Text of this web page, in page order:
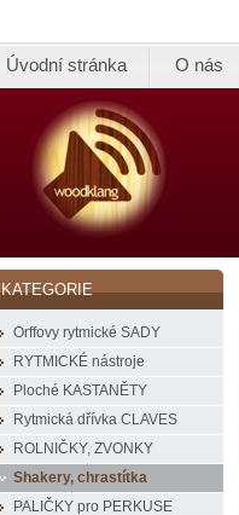
Úvodní stránka O nás
KATEGORIE
Orffovy rytmické SADY
RYTMICKÉ nástroje
Ploché KASTANĚTY
Rytmická dřívka CLAVES
ROLNIČKY, ZVONKY
Shakery, chrastítka
PALIČKY pro PERKUSE